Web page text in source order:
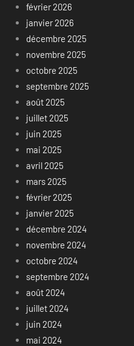
février 2026
janvier 2026
décembre 2025
novembre 2025
octobre 2025
septembre 2025
août 2025
juillet 2025
juin 2025
mai 2025
avril 2025
mars 2025
février 2025
janvier 2025
décembre 2024
novembre 2024
octobre 2024
septembre 2024
août 2024
juillet 2024
juin 2024
mai 2024